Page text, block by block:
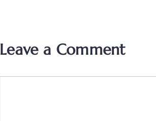
Leave a Comment